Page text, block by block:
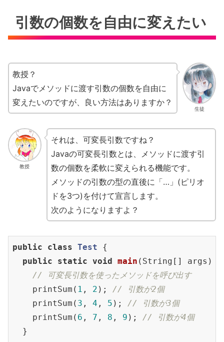
引数の個数を自由に変えたい
生徒
教授？
Javaでメソッドに渡す引数の個数を自由に
変えたいのですが、良い方法はありますか？
教授
それは、可変長引数ですね？
Javaの可変長引数とは、メソッドに渡す引
数の個数を柔軟に変えられる機能です。
メソッドの引数の型の直後に「…」(ピリオ
ドを3つ)を付けて宣言します。
次のようになりますよ？
public class Test
{
public
static void main (String[] args)
// 可変長引数を使ったメソッドを呼び出す
    printSum(
1 , 2 ); // 引数が2個
    printSum(
3 , 4 , 5 ); // 引数が3個
    printSum(
6 , 7 , 8 , 9 ); // 引数が4個
  }